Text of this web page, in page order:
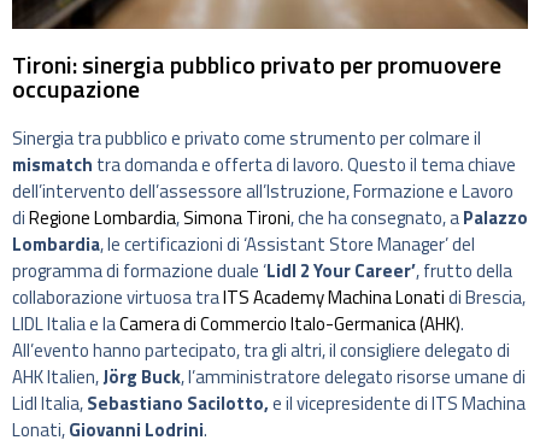
Tironi: sinergia pubblico privato per promuovere
occupazione
Sinergia tra pubblico e privato come strumento per colmare il
mismatch tra domanda e offerta di lavoro. Questo il tema chiave
dell’intervento dell’assessore all’Istruzione, Formazione e Lavoro
diRegione Lombardia,Simona Tironi, che ha consegnato, aPalazzo
Lombardia, le certificazioni di ‘Assistant Store Manager’ del
programma di formazione duale ‘Lidl 2 Your Career’, frutto della
collaborazione virtuosa traITS Academy Machina Lonatidi Brescia,
LIDL Italia e laCamera di Commercio Italo-Germanica (AHK).
All’evento hanno partecipato, tra gli altri, il consigliere delegato di
AHK Italien,Jörg Buck, l’amministratore delegato risorse umane di
Lidl Italia,Sebastiano Sacilotto,e il vicepresidente di ITS Machina
Lonati,Giovanni Lodrini.